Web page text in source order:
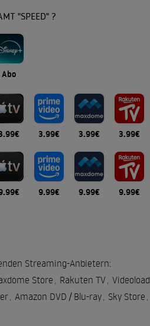
"SPEED" ?
Abo
3.99€ 3.99€ 3.99€
9.99€ 9.99€ 9.99€
Streaming-Anbietern:
Store Rakuten TV Videoload
Amazon DVD / Blu-ray Sky Store